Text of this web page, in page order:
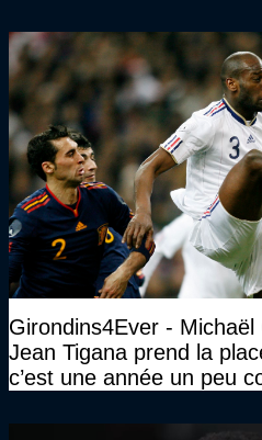
Girondins4Ever - Michaël
Jean Tigana prend la
c’est une année un peu